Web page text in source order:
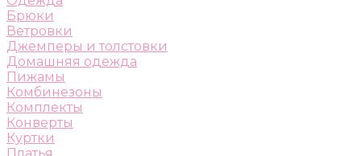
Брюки
Ветровки
Джемперы и толстовки
Домашняя одежда
Пижамы
Комбинезоны
Комплекты
Конверты
Куртки